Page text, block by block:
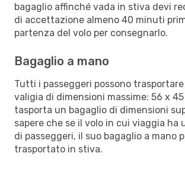
bagaglio affinché vada in stiva devi
di accettazione almeno 40 minuti
partenza del volo per consegnarlo.
Bagaglio a mano
Tutti i passeggeri possono
valigia di dimensioni massime: 56 x
tasporta un bagaglio di dimensioni
sapere che se il volo in cui viaggia ha
di passeggeri, il suo bagaglio a mano
trasportato in stiva.